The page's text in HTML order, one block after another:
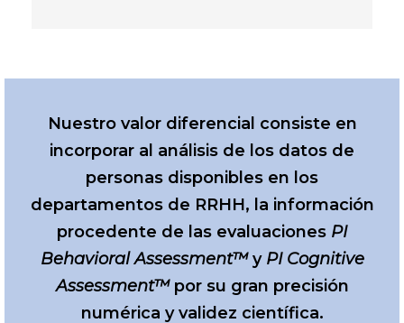
Nuestro valor diferencial consiste en
incorporar al análisis de los datos de
personas disponibles en los
departamentos de RRHH, la información
procedente de las evaluaciones PI
Behavioral Assessment™y PI Cognitive
Assessment™por su gran precisión
numérica y validez científica.